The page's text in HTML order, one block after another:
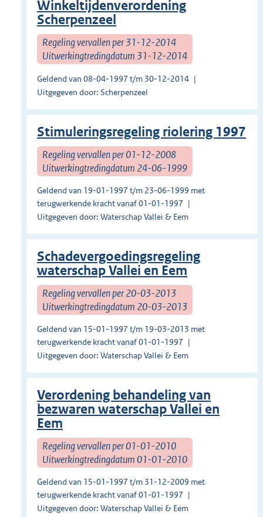
Winkeltijdenverordening
Scherpenzeel
Regeling vervallen per 31-12-2014
Uitwerkingtredingdatum 31-12-2014
Geldend van 08-04-1997 t/m 30-12-2014
Uitgegeven door: Scherpenzeel
Stimuleringsregeling riolering 1997
Regeling vervallen per 01-12-2008
Uitwerkingtredingdatum 24-06-1999
Geldend van 19-01-1997 t/m 23-06-1999 met
terugwerkende kracht vanaf 01-01-1997
Uitgegeven door: Waterschap Vallei & Eem
Schadevergoedingsregeling
waterschap Vallei en Eem
Regeling vervallen per 20-03-2013
Uitwerkingtredingdatum 20-03-2013
Geldend van 15-01-1997 t/m 19-03-2013 met
terugwerkende kracht vanaf 01-01-1997
Uitgegeven door: Waterschap Vallei & Eem
Verordening behandeling van
bezwaren waterschap Vallei en
Eem
Regeling vervallen per 01-01-2010
Uitwerkingtredingdatum 01-01-2010
Geldend van 15-01-1997 t/m 31-12-2009 met
terugwerkende kracht vanaf 01-01-1997
Uitgegeven door: Waterschap Vallei & Eem